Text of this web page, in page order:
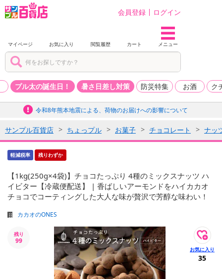
会員登録 ログイン
マイページ お気に入り 閲覧履歴 カート メニュー
プル太の誕生日！ 暑さ日差し対策 防災特集 お酒 ク
令和8年熊本地震による、荷物のお届けへの影響について
サンプル百貨店 ちょっプル お菓子 チョコレート ナッ
軽減税率 残りわずか
【1kg(250g×4袋)】チョコたっぷり 4種のミックスナッツ ハ
イビター【冷蔵便配送】 | 香ばしいアーモンドをハイカカオ
チョコでコーティングした大人な味が贅沢で芳醇な味わい！
カカオのONES
残り
99
35